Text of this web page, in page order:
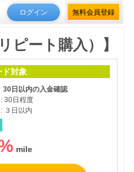
ログイン 無料会員登録
ピート購入）】
ド対象
30日以内の入金確認
: 30日程度
: ３日以内